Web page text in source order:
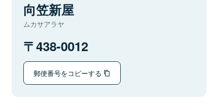
向笠新屋
ムカサアラヤ
438-0012
郵便番号をコピーする